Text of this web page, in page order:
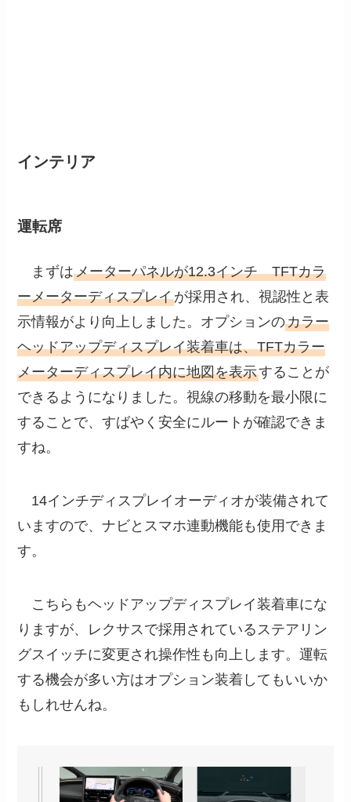
インテリア
運転席
まずはメーターパネルが12.3インチ TFTカラ
ーメーターディスプレイが採用され、視認性と表
示情報がより向上しました。オプションのカラー
ヘッドアップディスプレイ装着車は、TFTカラー
メーターディスプレイ内に地図を表示することが
できるようになりました。視線の移動を最小限に
することで、すばやく安全にルートが確認できま
すね。
14インチディスプレイオーディオが装備されて
いますので、ナビとスマホ連動機能も使用できま
す。
こちらもヘッドアップディスプレイ装着車にな
りますが、レクサスで採用されているステアリン
グスイッチに変更され操作性も向上します。運転
する機会が多い方はオプション装着してもいいか
もしれせんね。